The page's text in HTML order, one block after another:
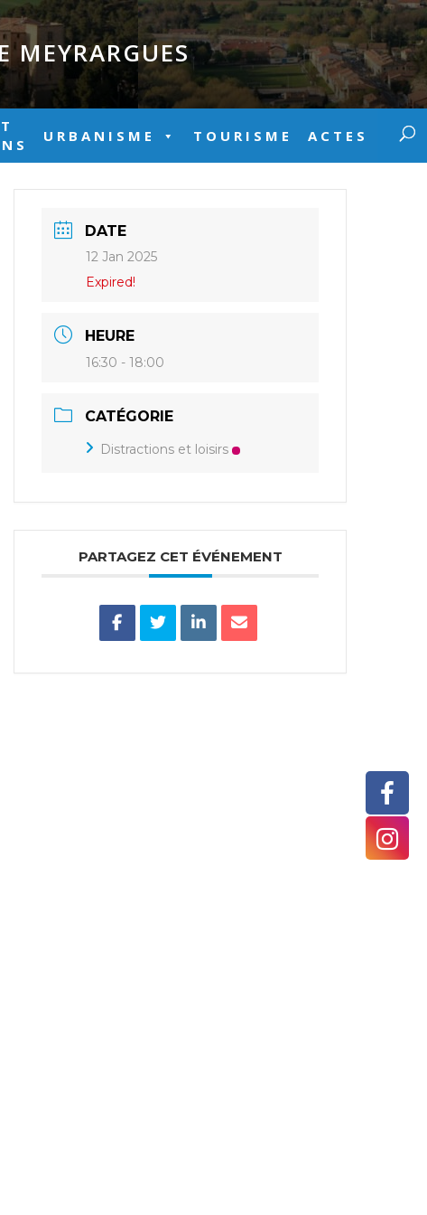
MEYRARGUES
URBANISME TOURISME ACTES
DATE
12 Jan 2025
Expired!
HEURE
16:30 - 18:00
CATÉGORIE
Distractions et loisirs
PARTAGEZ CET ÉVÉNEMENT